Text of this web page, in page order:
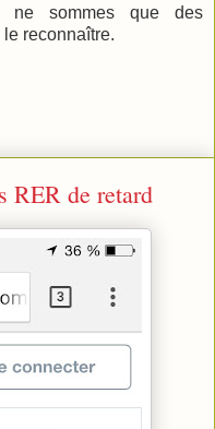
sommes que des
reconnaître.
RER de retard